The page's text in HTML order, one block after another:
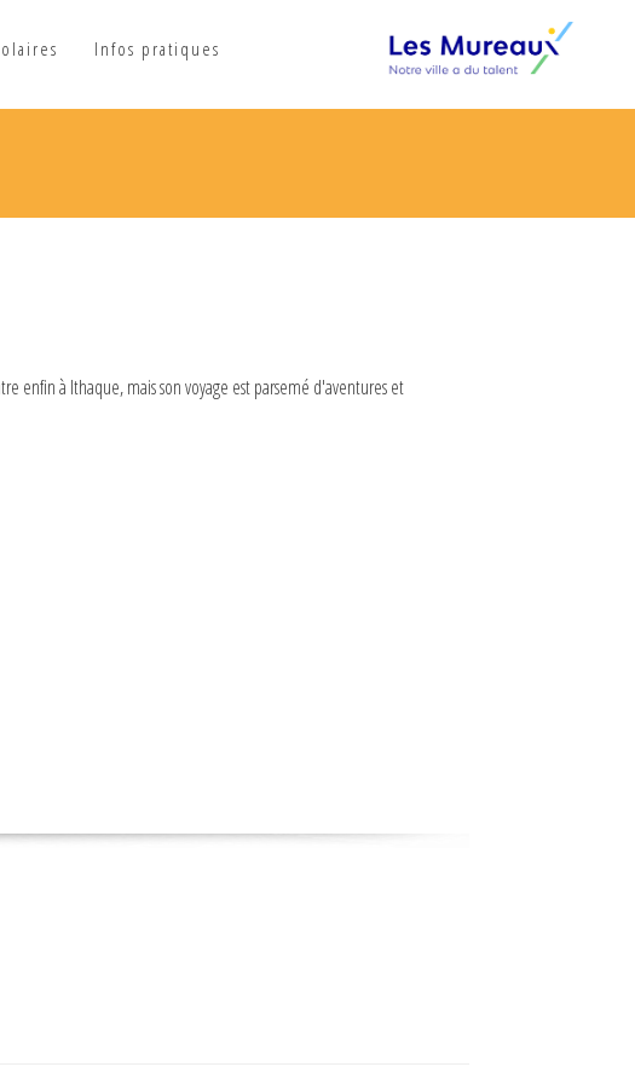
Infos pratiques
enfin à Ithaque, mais son voyage est parsemé d'aventures et